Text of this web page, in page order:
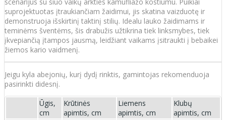
scenarijus su šiuo vaikų arkties kamufliažo kostiumu. Puikiai
suprojektuotas įtraukiančiam žaidimui, jis skatina vaizduotę ir
demonstruoja išskirtinį taktinį stilių. Idealu lauko žaidimams ir
teminėms šventėms, šis drabužis užtikrina tiek linksmybes, tiek
įkvepiančią įtampos jausmą, leidžiant vaikams įsitraukti į bebaikei
žiemos kario vaidmenį.
Jeigu kyla abejonių, kurį dydį rinktis, gamintojas rekomenduoja
pasirinkti didesnį.
Ūgis,
cm
Krūtinės
apimtis, cm
Liemens
apimtis, cm
Klubų
apimtis, cm